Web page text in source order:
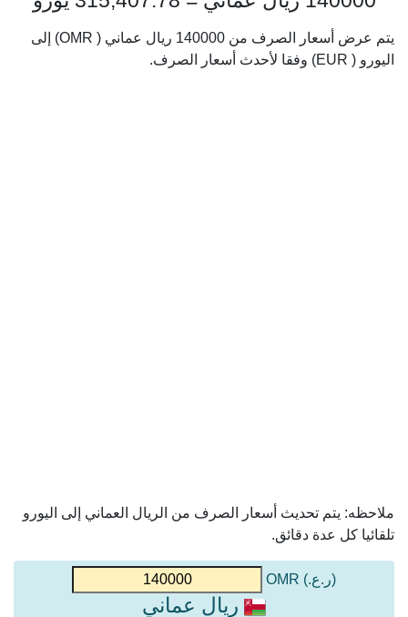
يتم عرض أسعار الصرف من 140000 ريال عماني ( OMR) إلى
اليورو ( EUR) وفقا لأحدث أسعار الصرف.
ملاحظه: يتم تحديث أسعار الصرف من الريال العماني إلى اليورو
تلقائيا كل عدة دقائق.
(ر.ع.) OMR
ريال عماني